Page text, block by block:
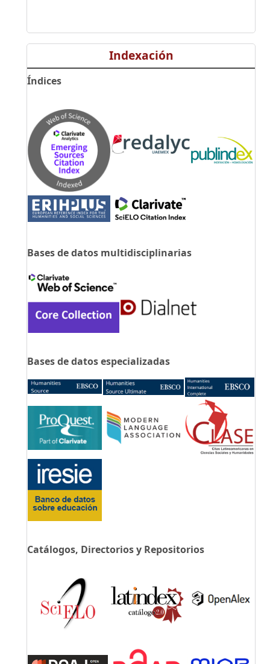
Indexación
Índices
Bases de datos multidisciplinarias
Bases de datos especializadas
Catálogos, Directorios y Repositorios